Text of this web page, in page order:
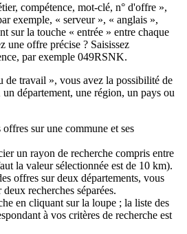
compétence, mot-clé, n° d'offre »,
exemple, « serveur », « anglais »,
sur la touche « entrée » entre chaque
une offre précise ? Saisissez
par exemple 049RSNK.
de travail », vous avez la possibilité de
département, une région, un pays ou
sur une commune et ses
un rayon de recherche compris entre
la valeur sélectionnée est de 10 km).
offres sur deux départements, vous
recherches séparées.
en cliquant sur la loupe ; la liste des
à vos critères de recherche est